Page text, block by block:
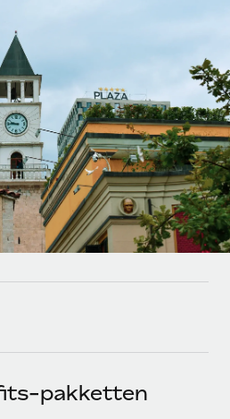
eenvoudig uitbesteden
integreren
HR-functies voor je team
payroll solutions voor groeiende
HR solutions op maat
bedrijven
kunt samenwerken
en betaalsnelheden voor
Inloggen
pakketten